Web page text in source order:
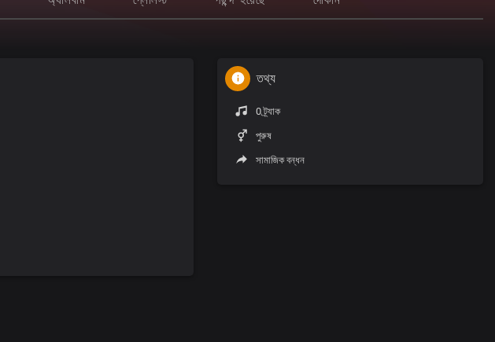
তথ্য
0 ট্র্যাক
পুরুষ
সামাজিক বন্ধন